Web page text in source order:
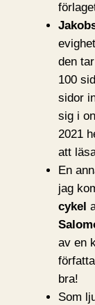
den
100
sidor
sig i
2021
att
En
jag
cykel
av en
bra!
Som